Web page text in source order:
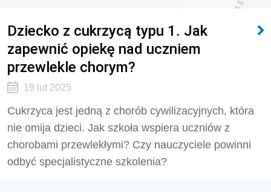
Dziecko z cukrzycą typu 1. Jak
zapewnić opiekę nad uczniem
przewlekle chorym?
19 lut 2025
Cukrzyca jest jedną z chorób cywilizacyjnych, która
nie omija dzieci. Jak szkoła wspiera uczniów z
chorobami przewlekłymi? Czy nauczyciele powinni
odbyć specjalistyczne szkolenia?